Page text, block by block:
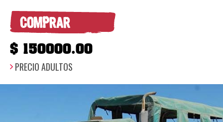
COMPRAR
$ 150000.00
PRECIO ADULTOS